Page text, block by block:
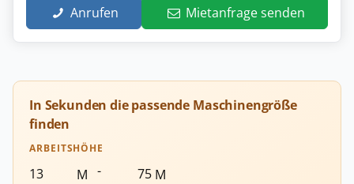
Anrufen Mietanfrage senden
In Sekunden die passende Maschinengröße
finden
ARBEITSHÖHE
M - M